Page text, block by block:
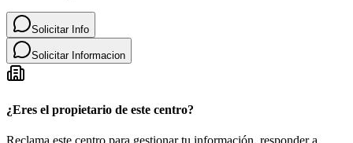
Solicitar Info
Solicitar Informacion
¿Eres el propietario de este centro?
Reclama este centro para gestionar tu información, responder a